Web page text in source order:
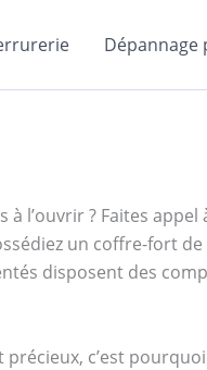
Dépannage
l’ouvrir ? Faites appel
un coffre-fort
disposent des
c’est